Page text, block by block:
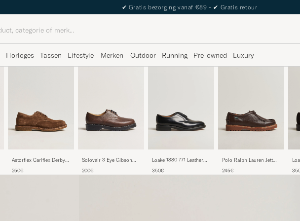
✔ Gratis bezorging vanaf €89 - ✔ Gratis retour
Horloges Tassen Lifestyle Merken Outdoor Running Pre-owned Luxury
Astorflex Carlflex Derby
250€
Solovair 3 Eye Gibson
200€
Loake 1880 771 Leather
350€
Polo Ralph Lauren Jett
Brown
245€